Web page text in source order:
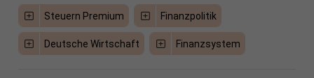
Steuern Premium Finanzpolitik
Deutsche Wirtschaft Finanzsystem